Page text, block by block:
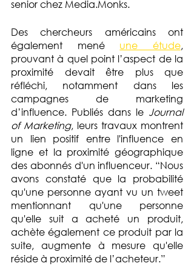
senior chez Media.Monks.
Des chercheurs américains ont
également mené une étude,
prouvant à quel point l’aspect de la
proximité devait être plus que
réfléchi, notamment dans les
campagnes de marketing
d’influence. Publiés dans le Journal
of Marketing, leurs travaux montrent
un lien positif entre l'influence en
ligne et la proximité géographique
des abonnés d'un influenceur. “Nous
avons constaté que la probabilité
qu'une personne ayant vu un tweet
mentionnant qu'une personne
qu'elle suit a acheté un produit,
achète également ce produit par la
suite, augmente à mesure qu'elle
réside à proximité de l’acheteur.”